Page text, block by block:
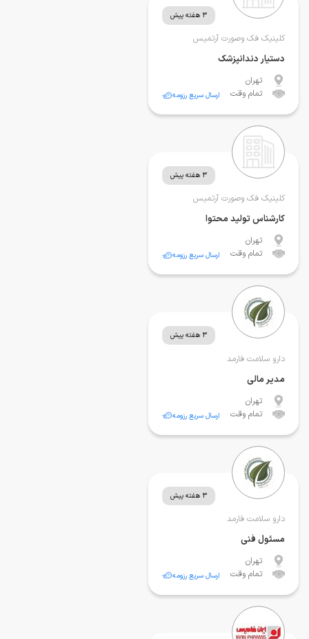
3 هفته پیش
کلینیک فک وصورت آرتمیس
دستیار دندانپزشک
تهران
تمام وقت
ارسال سریع رزومه
3 هفته پیش
کلینیک فک وصورت آرتمیس
کارشناس تولید محتوا
تهران
تمام وقت
ارسال سریع رزومه
3 هفته پیش
دارو سلامت فارمد
مدیر مالی
تهران
تمام وقت
ارسال سریع رزومه
3 هفته پیش
دارو سلامت فارمد
مسئول فنی
تهران
تمام وقت
ارسال سریع رزومه